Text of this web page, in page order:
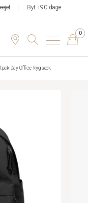
Byt i 90 dage
0
Day Office Rygsæk